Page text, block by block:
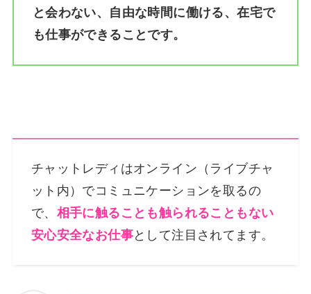
と会わない、自由な時間に働ける、在宅で
も仕事ができることです。
チャットレディはオンライン（ライブチャ
ット内）でコミュニケーションを取るの
で、 相手に触ることも触られることもない
安心安全なお仕事として注目されてます。